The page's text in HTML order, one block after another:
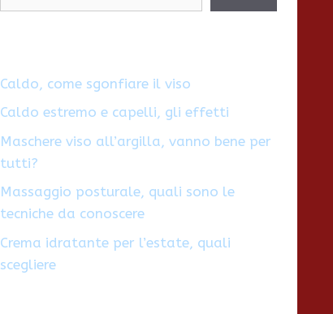
Caldo, come sgonfiare il viso
Caldo estremo e capelli, gli effetti
Maschere viso all’argilla, vanno bene per
tutti?
Massaggio posturale, quali sono le
tecniche da conoscere
Crema idratante per l’estate, quali
scegliere